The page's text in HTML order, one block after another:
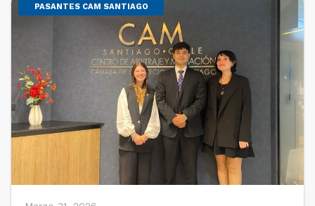
PASANTES CAM SANTIAGO